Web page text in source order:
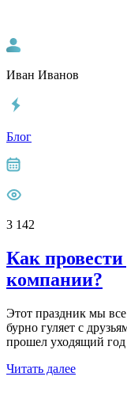
Иван Иванов
Блог
3 142
Как
компании?
Этот праздник мы
бурно гуляет с
прошел уходящий год
Читать далее